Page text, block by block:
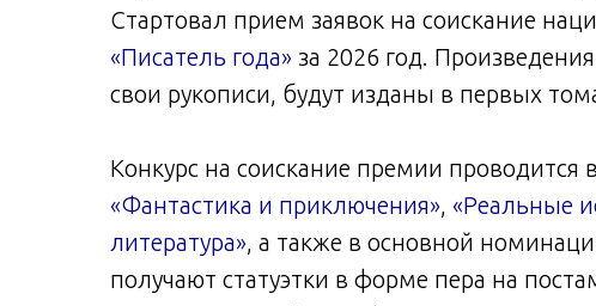
Стартовал прием заявок на соискание
«Писатель года» за 2026 год.
свои рукописи, будут изданы в первых
Конкурс на соискание премии проводится
«Фантастика и приключения», «Реальные
литература», а также в основной
получают статуэтки в форме пера на